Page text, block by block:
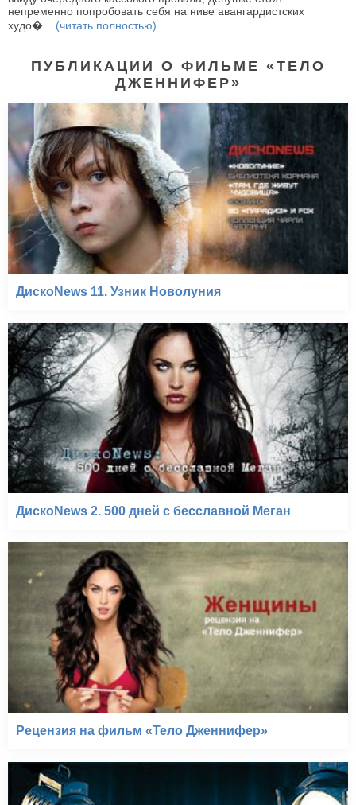
непременно попробовать себя на ниве авангардистских
худо�... (читать полностью)
ПУБЛИКАЦИИ О ФИЛЬМЕ «ТЕЛО
ДЖЕННИФЕР»
ДискоNews 11. Узник Новолуния
ДискоNews 2. 500 дней с бесславной Меган
Рецензия на фильм «Тело Дженнифер»